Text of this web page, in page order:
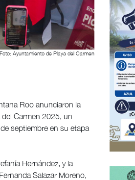
Foto: Ayuntamiento de Playa del Carmen
Roo anunciaron la
Carmen 2025, un
septiembre en su etapa
Hernández, y la
Salazar Moreno,